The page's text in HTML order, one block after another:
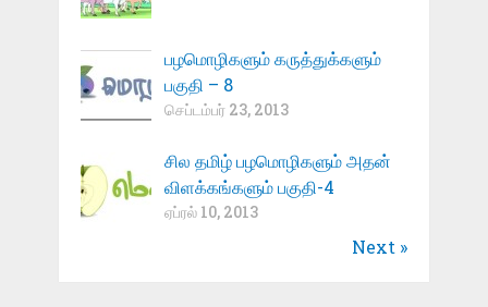
பழமொழிகளும் கருத்துக்களும்
பகுதி – 8
செப்டம்பர் 23, 2013
சில தமிழ் பழமொழிகளும் அதன்
விளக்கங்களும் பகுதி-4
ஏப்ரல் 10, 2013
Next »